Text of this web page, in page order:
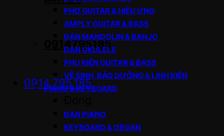
0914795185
0914.795.185
PHƠ GUITAR & HIỆU ỨNG
AMPLY GUITAR & BASS
ĐÀN MANDOLIN & BANJO
ĐÀN UKULELE
PHỤ KIỆN GUITAR & BASS
VỆ SINH, BẢO DƯỠNG & LINH KIỆN
PIANO & KEYBOARD
ĐÀN PIANO
KEYBOARD & ORGAN